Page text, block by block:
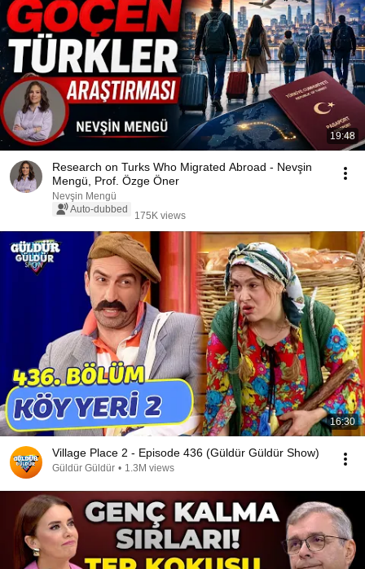
19:48
Research on Turks Who Migrated Abroad - Nevşin
Mengü, Prof. Özge Öner
Nevşin Mengü
Auto-dubbed
175K views
16:30
Village Place 2 - Episode 436 (Güldür Güldür Show)
Güldür Güldür • 1.3M views